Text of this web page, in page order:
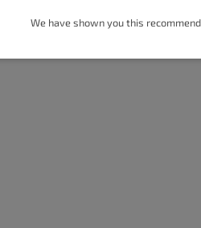
We have shown you this